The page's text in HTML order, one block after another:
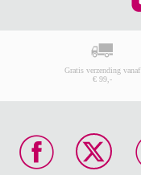
Gratis verzending vanaf
€ 99,-